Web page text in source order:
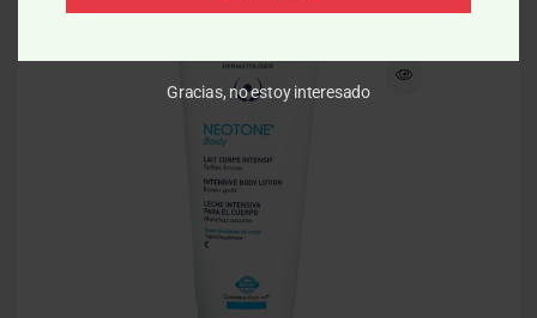
Gracias, no estoy interesado